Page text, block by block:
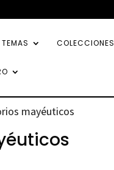
TEMAS COLECCIONES
mayéuticos